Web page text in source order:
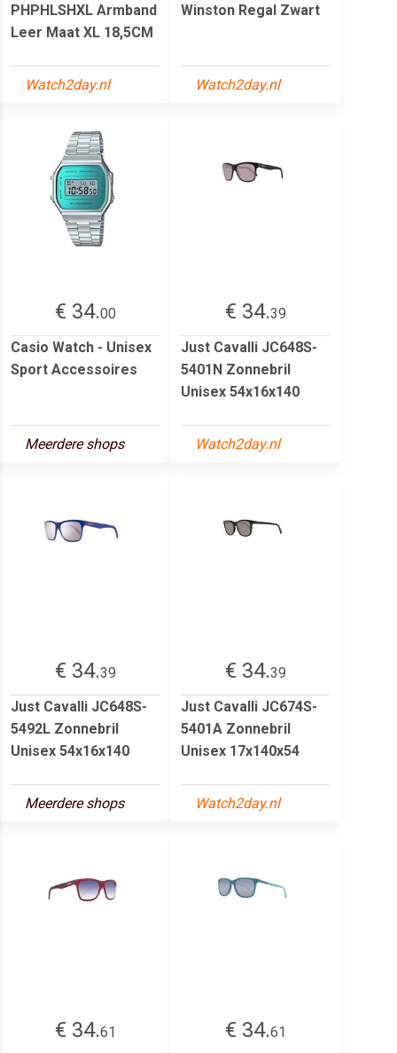
PHPHLSHXL Armband
Leer Maat XL 18,5CM
Watch2day.nl
Winston Regal Zwart
Watch2day.nl
€ 34.00
Casio Watch - Unisex
Sport Accessoires
Meerdere shops
€ 34.39
Just Cavalli JC648S-
5401N Zonnebril
Unisex 54x16x140
Watch2day.nl
€ 34.39
Just Cavalli JC648S-
5492L Zonnebril
Unisex 54x16x140
Meerdere shops
€ 34.39
Just Cavalli JC674S-
5401A Zonnebril
Unisex 17x140x54
Watch2day.nl
€ 34.61 € 34.61